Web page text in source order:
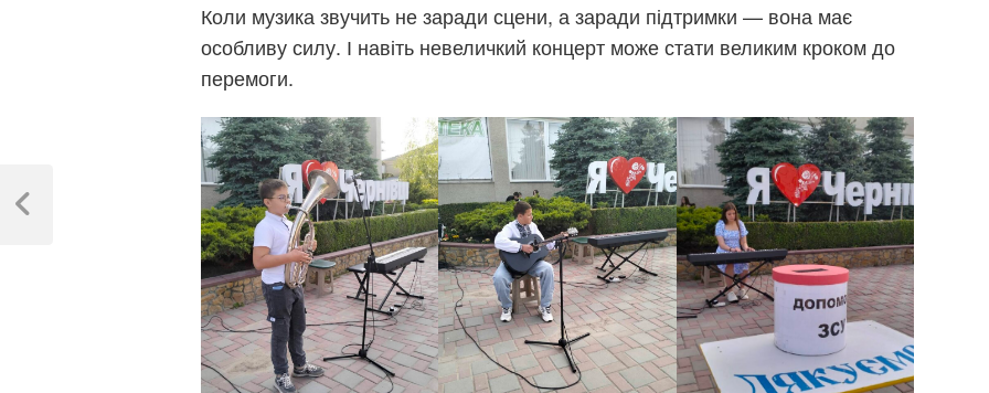
Коли музика звучить не заради сцени, а заради підтримки — вона має
особливу силу. І навіть невеличкий концерт може стати великим кроком до
перемоги.
записів
Previous